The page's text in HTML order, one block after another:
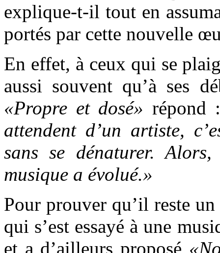
explique-t-il tout en
portés par cette nouvelle
En effet, à ceux qui se
aussi souvent qu’à ses
«Propre et dosé»
attendent d’un artiste,
sans se dénaturer.
musique a évolué.»
Pour prouver qu’il reste
qui s’est essayé à une
et a d’ailleurs proposé